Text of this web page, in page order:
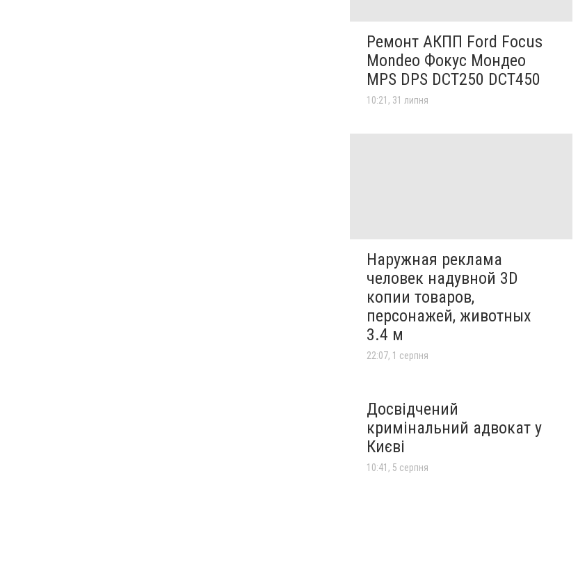
Ремонт АКПП Ford Focus
Mondeo Фокус Мондео
MPS DPS DCT250 DCT450
10:21, 31 липня
Наружная реклама
человек надувной 3D
копии товаров,
персонажей, животных
3.4 м
22:07, 1 серпня
Досвідчений
кримінальний адвокат у
Києві
10:41, 5 серпня